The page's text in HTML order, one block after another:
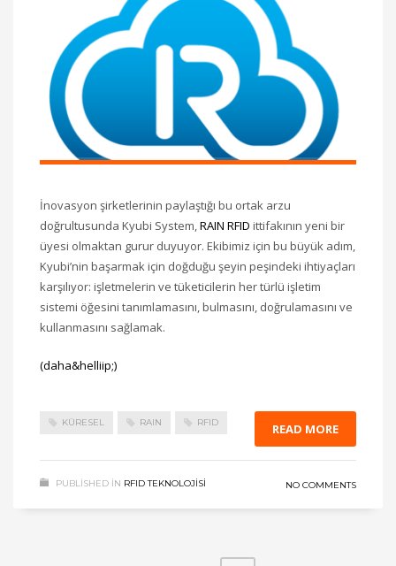
İnovasyon şirketlerinin paylaştığı bu ortak arzu
doğrultusunda Kyubi System, RAIN RFID ittifakının yeni bir
üyesi olmaktan gurur duyuyor. Ekibimiz için bu büyük adım,
Kyubi’nin başarmak için doğduğu şeyin peşindeki ihtiyaçları
karşılıyor: işletmelerin ve tüketicilerin her türlü işletim
sistemi öğesini tanımlamasını, bulmasını, doğrulamasını ve
kullanmasını sağlamak.
(daha&helliip;)
KÜRESEL RAIN RFID READ MORE
PUBLISHED IN RFID TEKNOLOJISI NO COMMENTS